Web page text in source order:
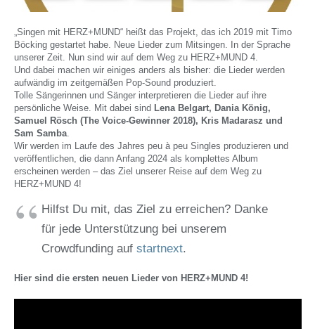
„Singen mit HERZ+MUND“ heißt das Projekt, das ich 2019 mit Timo
Böcking gestartet habe. Neue Lieder zum Mitsingen. In der Sprache
unserer Zeit. Nun sind wir auf dem Weg zu HERZ+MUND 4.
Und dabei machen wir einiges anders als bisher: die Lieder werden
aufwändig im zeitgemäßen Pop-Sound produziert.
Tolle Sängerinnen und Sänger interpretieren die Lieder auf ihre
persönliche Weise. Mit dabei sind Lena Belgart, Dania König,
Samuel Rösch (The Voice-Gewinner 2018), Kris Madarasz und
Sam Samba.
Wir werden im Laufe des Jahres peu à peu Singles produzieren und
veröffentlichen, die dann Anfang 2024 als komplettes Album
erscheinen werden – das Ziel unserer Reise auf dem Weg zu
HERZ+MUND 4!
Hilfst Du mit, das Ziel zu erreichen? Danke
für jede Unterstützung bei unserem
Crowdfunding auf startnext.
Hier sind die ersten neuen Lieder von HERZ+MUND 4!